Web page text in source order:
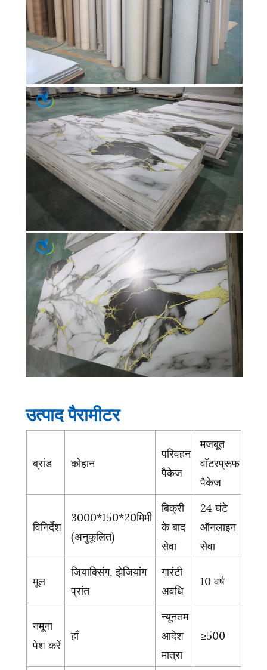
उत्पाद पैरामीटर
ब्रांड कोहान
परिवहन
पैकेज
मजबूत
वॉटरप्रूफ
पैकेज
विनिर्देश
3000*150*20मिमी
(अनुकूलित)
बिक्री
के बाद
सेवा
24 घंटे
ऑनलाइन
सेवा
मूल
जियाक्सिंग, झेजियांग
प्रांत
गारंटी
अवधि
10 वर्ष
नमूना
पेश करें
हाँ
न्यूनतम
आदेश
मात्रा
≥500